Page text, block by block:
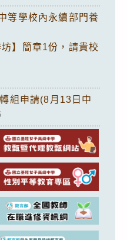
等學校內永續部門養
】簡章1份，請貴校
組申請(8月13日中